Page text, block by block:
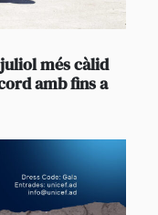
més càlid
amb fins a